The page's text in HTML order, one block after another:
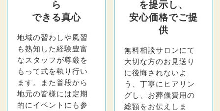
ら
できる真心
地域の習わしや風習
も熟知した経験豊富
なスタッフが尊厳を
もって式を執り行い
ます。また普段から
地元の皆様には定期
的にイベントにも参
を提示し、
安心価格でご提
供
無料相談サロンにて
大切な方のお見送り
に後悔されないよ
う、丁寧にヒアリン
グし、お葬儀費用の
総額をお伝えしま